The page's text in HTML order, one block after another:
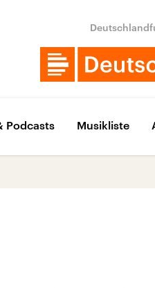
Podcasts Musikliste